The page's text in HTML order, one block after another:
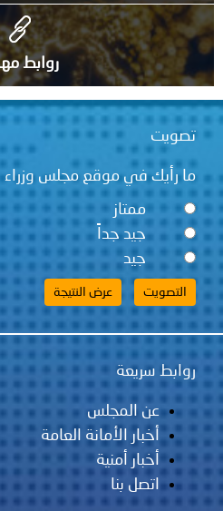
روابط
تصويت
ما رأيك في موقع مجلس وزراء
ممتاز
جيد جداً
جيد
روابط سريعة
عن المجلس
أخبار الأمانة العامة
أخبار أمنية
اتصل بنا